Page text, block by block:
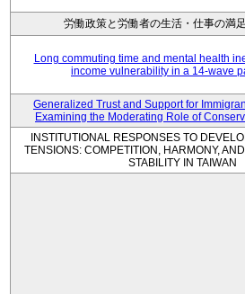
労働政策と労働者の生活・仕事の満
Long commuting time and mental health
income vulnerability in a 14-wave
Generalized Trust and Support for
Examining the Moderating Role of
INSTITUTIONAL RESPONSES TO
TENSIONS: COMPETITION, HARMONY,
STABILITY IN TAIWAN